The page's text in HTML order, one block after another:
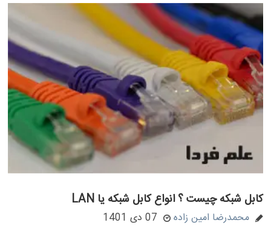
کابل شبکه چیست ؟ انواع کابل شبکه یا LAN
محمدرضا امین زاده 07 دی 1401